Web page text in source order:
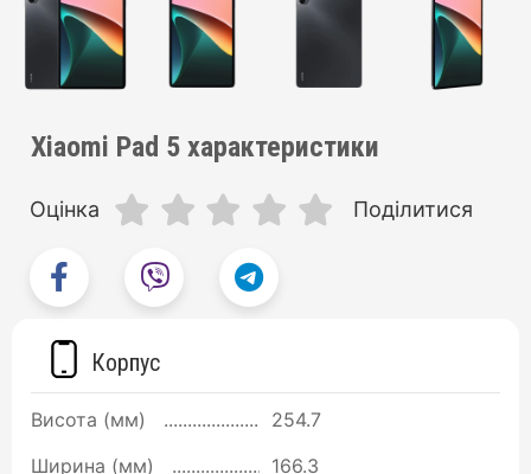
Xiaomi Pad 5 характеристики
Оцінка Поділитися
Корпус
Висота (мм)
254.7
Ширина (мм)
166.3